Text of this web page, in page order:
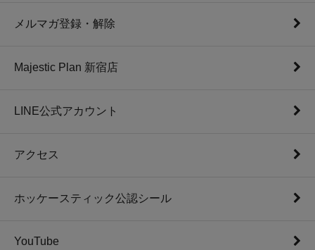
メルマガ登録・解除
Majestic Plan 新宿店
LINE公式アカウント
アクセス
ホッケースティック公認シール
YouTube